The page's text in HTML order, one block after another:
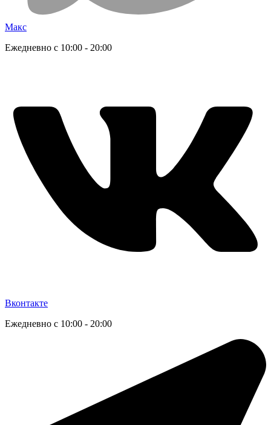
Макс
Ежедневно с 10:00 - 20:00
Вконтакте
Ежедневно с 10:00 - 20:00